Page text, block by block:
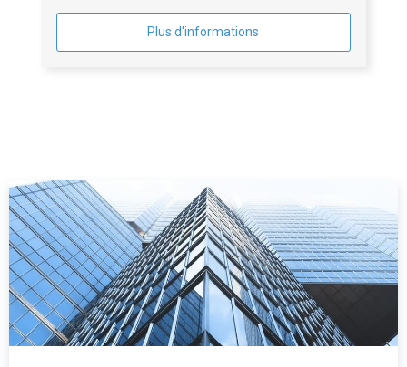
Plus d'informations